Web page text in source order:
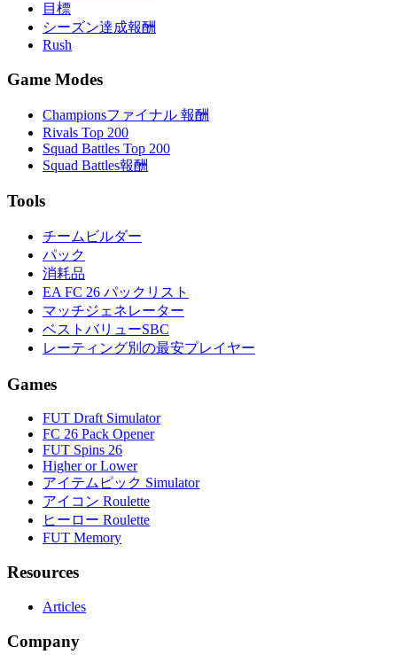
目標
シーズン達成報酬
Rush
Game Modes
Championsファイナル 報酬
Rivals Top 200
Squad Battles Top 200
Squad Battles報酬
Tools
チームビルダー
パック
消耗品
EA FC 26 パックリスト
マッチジェネレーター
ベストバリューSBC
レーティング別の最安プレイヤー
Games
FUT Draft Simulator
FC 26 Pack Opener
FUT Spins 26
Higher or Lower
アイテムピック Simulator
アイコン Roulette
ヒーロー Roulette
FUT Memory
Resources
Articles
Company